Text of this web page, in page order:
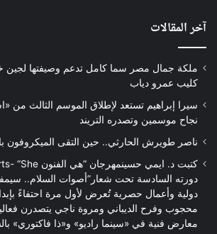
آخر المقالات
ملكة جمال مصر سما كامل تدعم وصيفتها لجين
كليب عمرو دياب
سيرا إبراهيم تستعد لإطلاق الموسم الثالث من
نجاح موسمين وتصدره التريند
ناصر طويرش الحارثي.. حين التقى الميكروفون
دورته السادسة تحت شعار”أصوات السلام..
دولية وأعمال حصرية تُعرض لأول مرة احتفاءً
محجوب وفرح الديباني ومروة ناجي يتصدرن
معارض فنية في «سينما راديو» و«ذا فاكتوري»